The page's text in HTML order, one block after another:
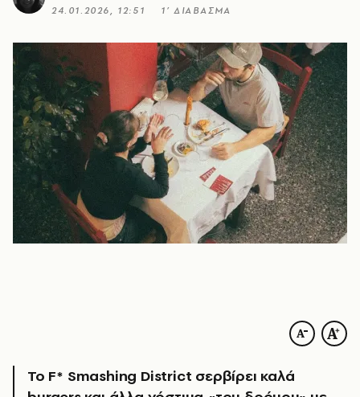
24.01.2026, 12:51 1’ ΔΙΑΒΑΣΜΑ
Το F* Smashing District σερβίρει καλά